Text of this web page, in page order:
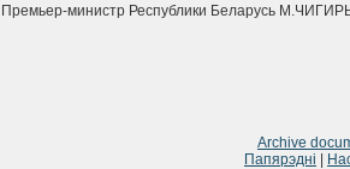
Премьер-министр Республики Беларусь
Archive
Папярэдні